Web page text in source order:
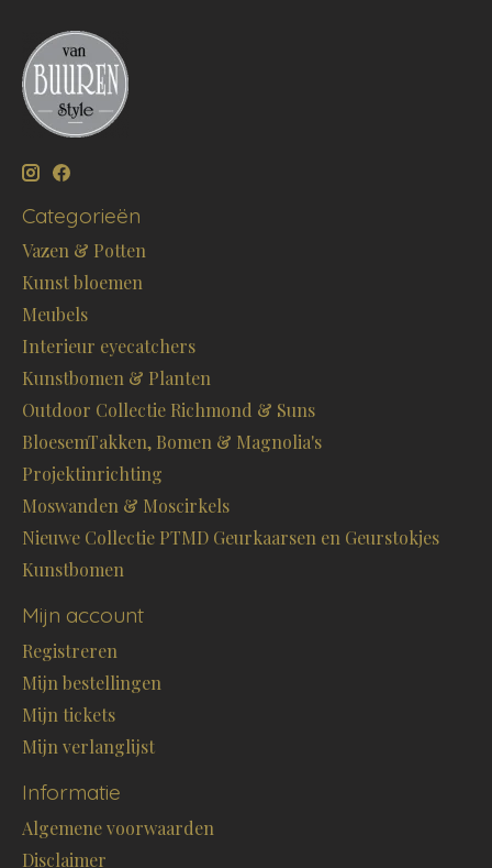
Categorieën
Vazen & Potten
Kunst bloemen
Meubels
Interieur eyecatchers
Kunstbomen & Planten
Outdoor Collectie Richmond & Suns
BloesemTakken, Bomen & Magnolia's
Projektinrichting
Moswanden & Moscirkels
Nieuwe Collectie PTMD Geurkaarsen en Geurstokjes
Kunstbomen
Mijn account
Registreren
Mijn bestellingen
Mijn tickets
Mijn verlanglijst
Informatie
Algemene voorwaarden
Disclaimer